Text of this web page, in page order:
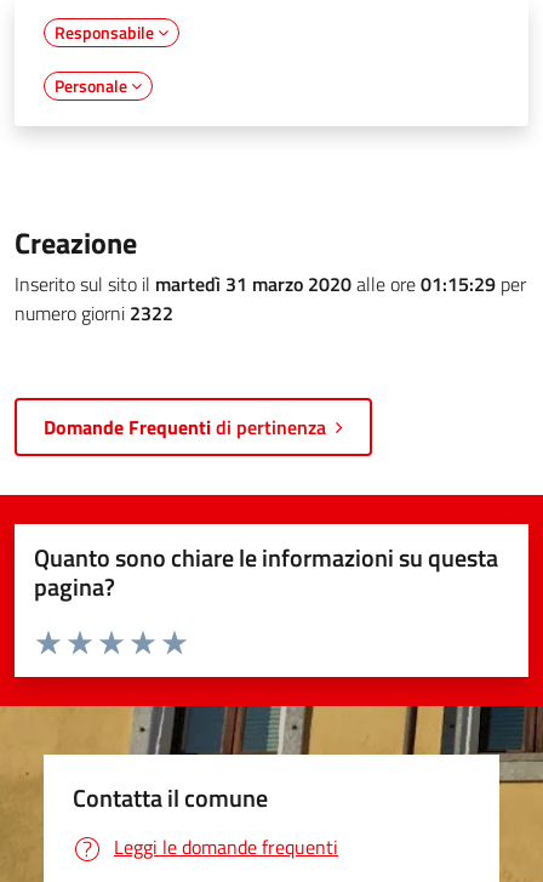
Responsabile
Personale
Creazione
Inserito sul sito il martedì 31 marzo 2020alle ore01:15:29 per
numero giorni 2322
Domande Frequentidi pertinenza
Quanto sono chiare le informazioni su questa
pagina?
Valuta da 1 a 5 stelle la pagina
Valuta 5 stelle su 5
Valuta 4 stelle su 5
Valuta 3 stelle su 5
Valuta 2 stelle su 5
Valuta 1 stelle su 5
Contatta il comune
Leggi le domande frequenti